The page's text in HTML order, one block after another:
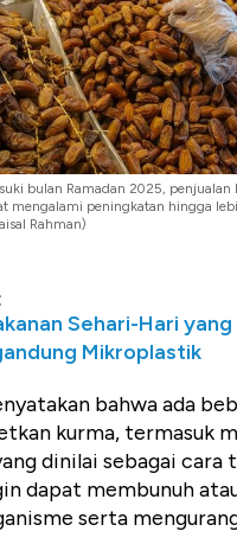
bulan Ramadan 2025, penjualan
mengalami peningkatan hingga
Rahman)
Sehari-Hari
Mikroplastik
bahwa ada
kurma, termasuk
dinilai sebagai cara
dapat membunuh
serta